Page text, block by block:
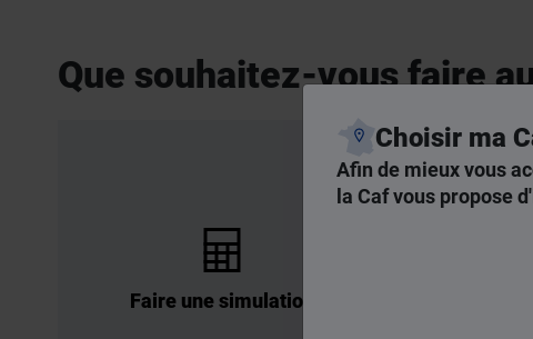
Choisir ma
Afin de mieux vous
la Caf vous propose
Que souhaitez-vous faire
Faire une simulation